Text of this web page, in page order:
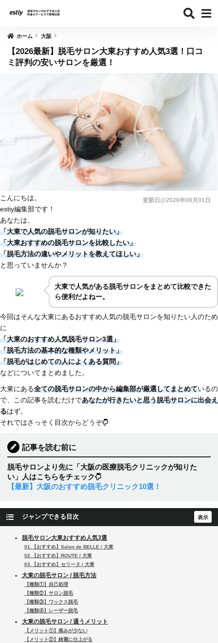
ホーム 大阪
【2026最新】脱毛サロン大東おすすめ人気3選！口コ
ミ評判の安いサロンを厳選！
更新日@2026年08月01日
こんにちは。
estiy編集部です！
あなたは、
「大東で人気の脱毛サロンが知りたい」
「大東おすすめの脱毛サロンを比較したい」
「脱毛方法の違いやメリットを教えてほしい」
と思っていませんか？
大東で人気がある脱毛サロンをまとめて比較できた
ら便利だよねー。
今回はそんな大東にあるおすすめ人気の脱毛サロンを知りたい人のため
に
「大東のおすすめ人気脱毛サロン3選」
「脱毛方法の基本的な種類やメリット」
「脱毛がはじめての人によくある質問」
などについてまとめました。
大東にある全ての脱毛サロンの中から編集部が厳選してまとめているの
で、この記事を読むだけであなたが行きたいと思う脱毛サロンに出会え
るはず。
それではさっそく目次からどうぞ
記事を読む前に
脱毛サロンより先に「大阪の医療脱毛クリニックが知りた
い」人はこちらをチェック
【最新】大阪のおすすめ脱毛クリニック10選！
ジャンプできる目次
脱毛サロン大東おすすめ人気3選
01.【おすすめ】Salon de BELLE / 大東
02.【おすすめ】ROUTE / 大東
03.【おすすめ】セリーヌ / 大東
大東の脱毛サロン / 脱毛方法
【種類①】自己処理
【種類②】サロン脱毛
【種類③】ワックス脱毛
【種類④】レーザー脱毛
大東の脱毛サロン / 通うメリット
【メリット①】痛みが少ない
【メリット②】綺麗に仕上がる